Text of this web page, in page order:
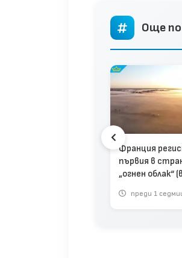
Още
Франция
първия в
„огнен облак“
преди 1